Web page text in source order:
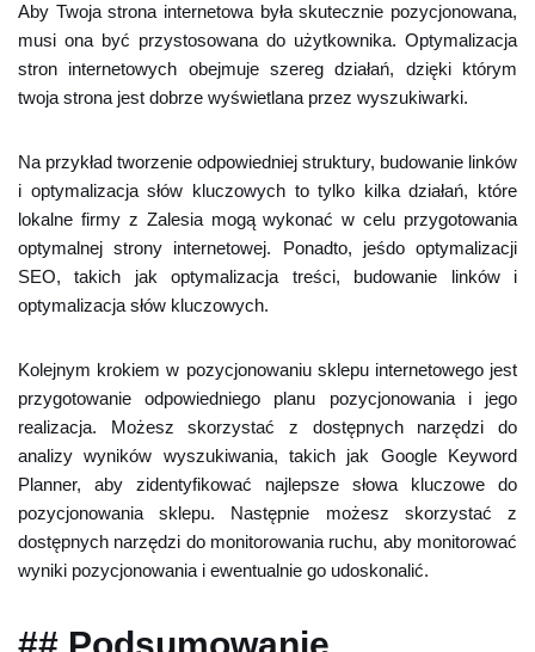
Aby Twoja strona internetowa była skutecznie pozycjonowana,
musi ona być przystosowana do użytkownika. Optymalizacja
stron internetowych obejmuje szereg działań, dzięki którym
twoja strona jest dobrze wyświetlana przez wyszukiwarki.
Na przykład tworzenie odpowiedniej struktury, budowanie linków
i optymalizacja słów kluczowych to tylko kilka działań, które
lokalne firmy z Zalesia mogą wykonać w celu przygotowania
optymalnej strony internetowej. Ponadto, jeśdo optymalizacji
SEO, takich jak optymalizacja treści, budowanie linków i
optymalizacja słów kluczowych.
Kolejnym krokiem w pozycjonowaniu sklepu internetowego jest
przygotowanie odpowiedniego planu pozycjonowania i jego
realizacja. Możesz skorzystać z dostępnych narzędzi do
analizy wyników wyszukiwania, takich jak Google Keyword
Planner, aby zidentyfikować najlepsze słowa kluczowe do
pozycjonowania sklepu. Następnie możesz skorzystać z
dostępnych narzędzi do monitorowania ruchu, aby monitorować
wyniki pozycjonowania i ewentualnie go udoskonalić.